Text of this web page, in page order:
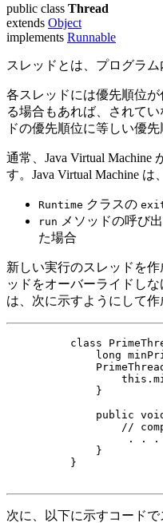
public class Thread
extends Object
implements Runnable
スレッドとは、プログラ
各スレッドには優先順位
る場合もあれば、されて
ドの優先順位に等しい優
通常、Java Virtual
す。Java Virtual Machine
Runtime クラスの
run メソッドの呼び
た場合
新しい実行のスレッドを
ッドをオーバーライドし
は、次に示すようにして作
class
long
         }
public
//
              . . .
         }
     }
次に、以下に示すコード